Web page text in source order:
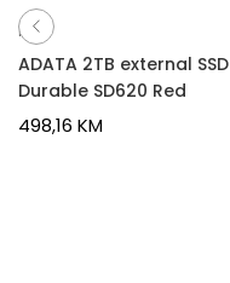
HDD
ADATA 2TB external SSD
Durable SD620 Red
498,16 KM